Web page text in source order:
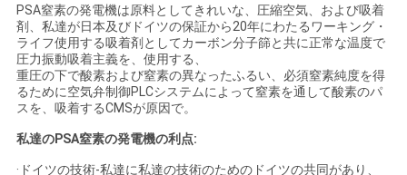
せ
ニ
ュ
ー
PSA窒素の発電機は原料としてきれいな、圧縮空気、および吸着
剤、私達が日本及びドイツの保証から20年にわたるワーキング・
ライフ使用する吸着剤としてカーボン分子篩と共に正常な温度で
圧力振動吸着主義を、使用する、
重圧の下で酸素および窒素の異なったふるい、必須窒素純度を得
るために空気弁制御PLCシステムによって窒素を通して酸素のパ
スを、吸着するCMSが原因で。
私達のPSA窒素の発電機の利点:
·ドイツの技術-私達に私達の技術のためのドイツの共同があり、